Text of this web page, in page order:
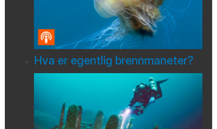
Hva er egentlig brennmaneter?